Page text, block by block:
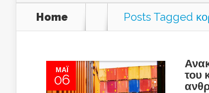
Home Posts Tagged
ΜΆΙ
06
του